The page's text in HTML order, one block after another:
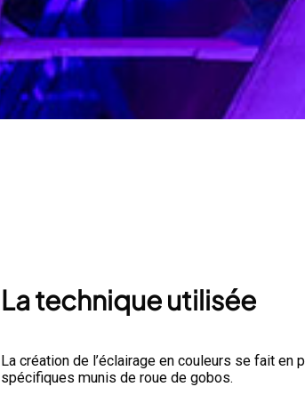
La technique utilisée
La création de l’éclairage en couleurs se fait en
spécifiques munis de roue de gobos.